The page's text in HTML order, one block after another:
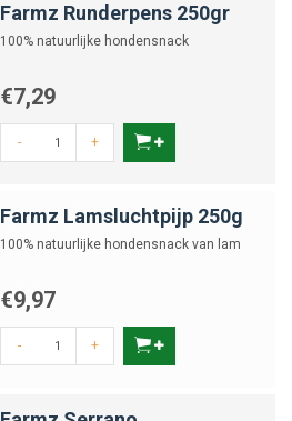
Farmz Runderpens 250gr
100% natuurlijke hondensnack
€7,29
- +
Farmz Lamsluchtpijp 250g
100% natuurlijke hondensnack van lam
€9,97
- +